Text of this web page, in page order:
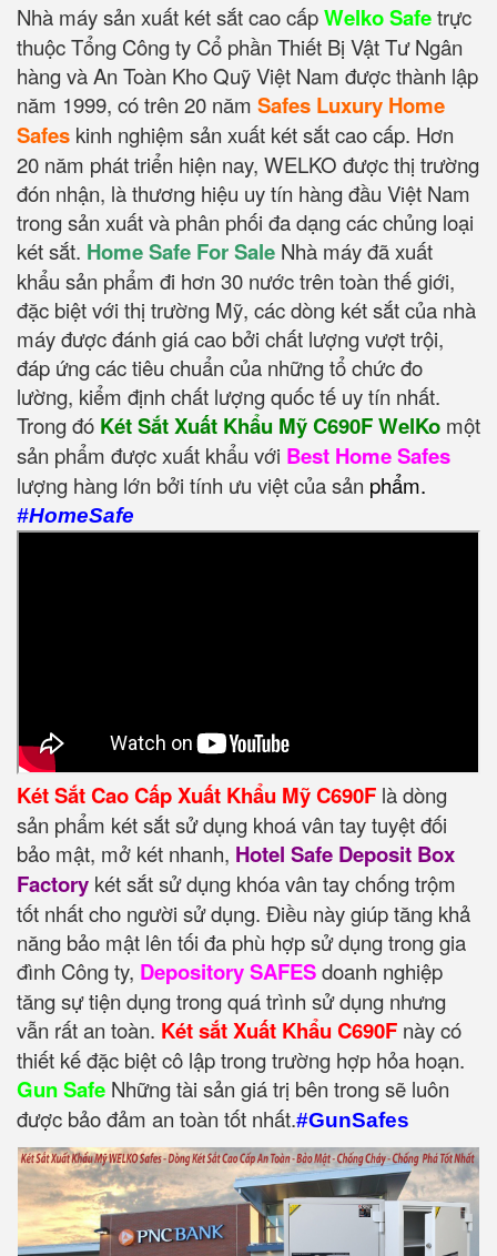
Nhà máy sản xuất két sắt cao cấpWelko Safetrực
thuộc Tổng Công ty Cổ phần Thiết Bị Vật Tư Ngân
hàng và An Toàn Kho Quỹ Việt Nam được thành lập
năm 1999, có trên 20 năm Safes Luxury Home
Safes kinh nghiệm sản xuất két sắt cao cấp. Hơn
20 năm phát triển hiện nay, WELKO được thị trường
đón nhận, là thương hiệu uy tín hàng đầu Việt Nam
trong sản xuất và phân phối đa dạng các chủng loại
két sắt. Home Safe For Sale Nhà máy đã xuất
khẩu sản phẩm đi hơn 30 nước trên toàn thế giới,
đặc biệt với thị trường Mỹ, các dòng két sắt của nhà
máy được đánh giá cao bởi chất lượng vượt trội,
đáp ứng các tiêu chuẩn của những tổ chức đo
lường, kiểm định chất lượng quốc tế uy tín nhất.
Trong đó Két Sắt Xuất Khẩu Mỹ C690F WelKo một
sản phẩm được xuất khẩu với Best Home Safes
lượng hàng lớn bởi tính ưu việt của sản phẩm.
#HomeSafe
Két Sắt Cao Cấp Xuất Khẩu Mỹ C690F là dòng
sản phẩm két sắt sử dụng khoá vân tay tuyệt đối
bảo mật, mở két nhanh, Hotel Safe Deposit Box
Factory két sắt sử dụng khóa vân tay chống trộm
tốt nhất cho người sử dụng. Điều này giúp tăng khả
năng bảo mật lên tối đa phù hợp sử dụng trong gia
đình Công ty, Depository SAFESdoanh nghiệp
tăng sự tiện dụng trong quá trình sử dụng nhưng
vẫn rất an toàn. Két sắt Xuất Khẩu C690F này có
thiết kế đặc biệt cô lập trong trường hợp hỏa hoạn.
Gun Safe Những tài sản giá trị bên trong sẽ luôn
được bảo đảm an toàn tốt nhất.#GunSafes